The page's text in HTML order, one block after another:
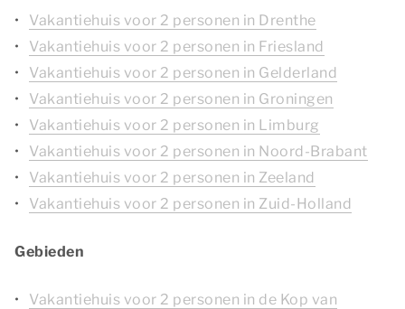
Vakantiehuis voor 2 personen in Drenthe
Vakantiehuis voor 2 personen in Friesland
Vakantiehuis voor 2 personen in Gelderland
Vakantiehuis voor 2 personen in Groningen
Vakantiehuis voor 2 personen in Limburg
Vakantiehuis voor 2 personen in Noord-Brabant
Vakantiehuis voor 2 personen in Zeeland
Vakantiehuis voor 2 personen in Zuid-Holland
Gebieden
Vakantiehuis voor 2 personen in de Kop van